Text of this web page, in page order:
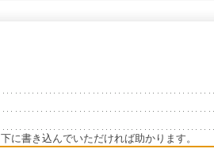
に書き込んでいただければ助かります。